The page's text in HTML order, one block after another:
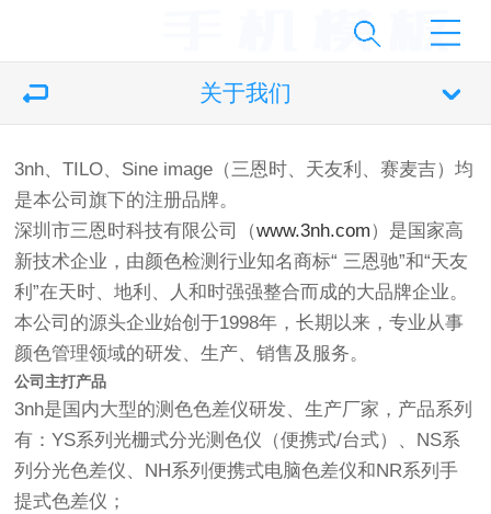
关于我们
3nh、TILO、Sine image（三恩时、天友利、赛麦吉）均
是本公司旗下的注册品牌。
深圳市三恩时科技有限公司（www.3nh.com ）是国家高
新技术企业，由颜色检测行业知名商标“ 三恩驰”和“天友
利”在天时、地利、人和时强强整合而成的大品牌企业。
本公司的源头企业始创于1998年，长期以来，专业从事
颜色管理领域的研发、生产、销售及服务。
公司主打产品
3nh是国内大型的测色色差仪研发、生产厂家，产品系列
有：YS系列光栅式分光测色仪（便携式/台式）、NS系
列分光色差仪、NH系列便携式电脑色差仪和NR系列手
提式色差仪；